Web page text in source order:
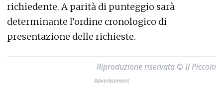
richiedente. A parità di punteggio sarà
determinante l’ordine cronologico di
presentazione delle richieste.
Riproduzione riservata © Il Piccolo